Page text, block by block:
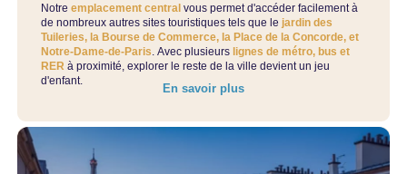
Notreemplacement central vous permet d'accéder facilement à
de nombreux autres sites touristiques tels que le jardin des
Tuileries, la Bourse de Commerce, la Place de la Concorde, et
Notre-Dame-de-Paris. Avec plusieurs lignes de métro, bus et
RER à proximité, explorer le reste de la ville devient un jeu
d'enfant.
En savoir plus